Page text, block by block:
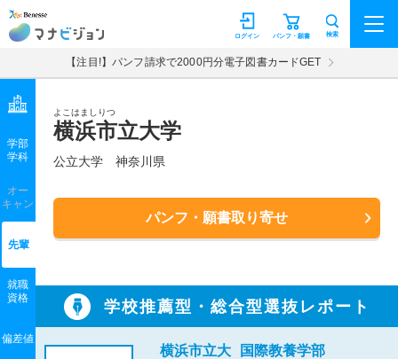
マナビジョン パンフ・願書
ログイン 検索
【注目!】パンフ請求で2000円分電子図書カードGET
よこはましりつ
横浜市立大学
公立大学 神奈川県
パンフ・願書取り寄せ
学部
学科
オー
キャン
先輩
就職
資格
偏差値
学校推薦型・総合型選抜レポート
横浜市立大
国際教養学部